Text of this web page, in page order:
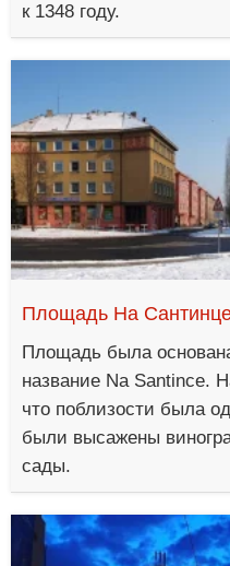
к 1348 году.
Площадь На
Площадь была
название Na Santince.
что поблизости была
были высажены
сады.